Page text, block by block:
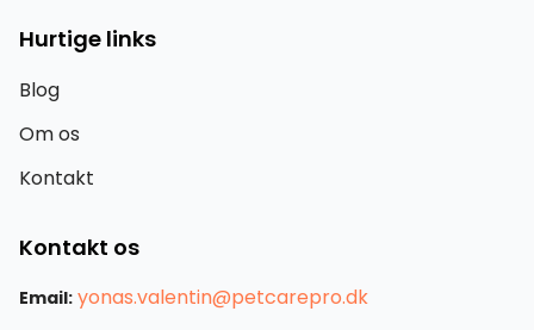
Hurtige links
Blog
Om os
Kontakt
Kontakt os
Email: yonas.valentin@petcarepro.dk